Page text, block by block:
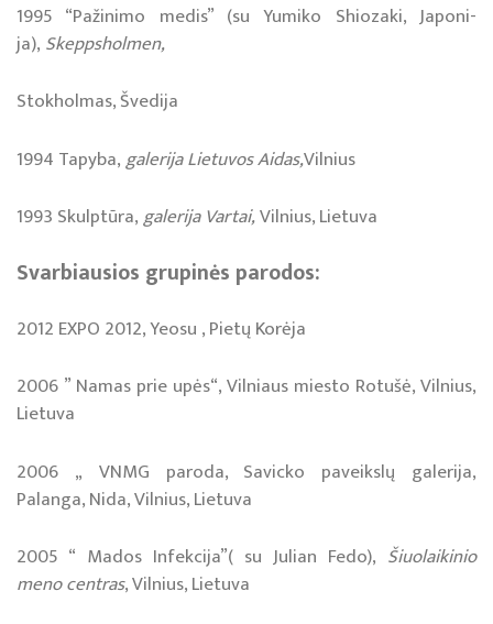
1995 “Pa­ži­ni­mo me­dis” (su Yumi­ko Shio­za­ki, Ja­po­ni­
ja), Skep­pshol­men,
Stok­hol­mas, Šve­di­ja
1994 Ta­py­ba,ga­le­ri­ja Lie­tu­vos Ai­das,Vil­nius
1993 Skulp­tū­ra,ga­le­ri­ja Var­tai,Vil­nius, Lie­tu­va
Svar­biau­sios gru­pi­nės pa­ro­dos:
2012 EXPO 2012, Yeosu , Pietų Korėja
2006 ” Namas prie upės“, Vilniaus miesto Rotušė, Vilnius,
Lietuva
2006 „ VNMG paroda, Savicko paveikslų galerija,
Palanga, Nida, Vilnius, Lietuva
2005 “ Mados Infekcija”( su Julian Fedo), Šiuolaikinio
meno centras, Vilnius, Lietuva